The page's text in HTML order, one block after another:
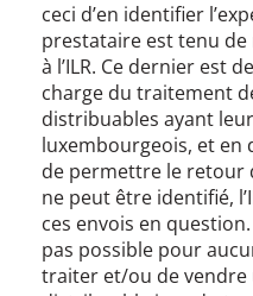
ceci d’en identifier
prestataire est tenu
à l’ILR. Ce dernier est
charge du traitement
distribuables ayant
luxembourgeois, et en
de permettre le retour
ne peut être identifié,
ces envois en
pas possible pour
traiter et/ou de vendre